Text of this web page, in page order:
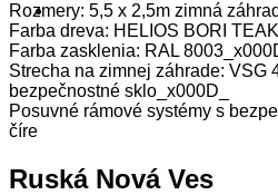
Rozmery: 5,5 x 2,5m zimná
Farba dreva: HELIOS BORI
Farba zasklenia: RAL
Strecha na zimnej záhrade: VSG
bezpečnostné sklo_x000D_
Posuvné rámové systémy s
číre
Ruská Nová Ves